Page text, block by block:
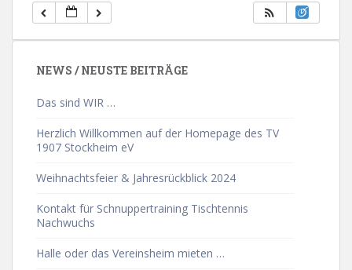
22:00
NEWS / NEUSTE BEITRÄGE
Das sind WIR …
Herzlich Willkommen auf der Homepage des TV
1907 Stockheim eV
Weihnachtsfeier & Jahresrückblick 2024
Kontakt für Schnuppertraining Tischtennis
Nachwuchs
Halle oder das Vereinsheim mieten …